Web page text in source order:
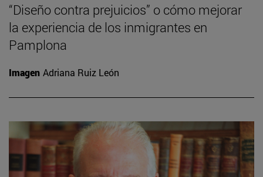
“Diseño contra prejuicios” o cómo mejorar
la experiencia de los inmigrantes en
Pamplona
Imagen Adriana Ruiz León